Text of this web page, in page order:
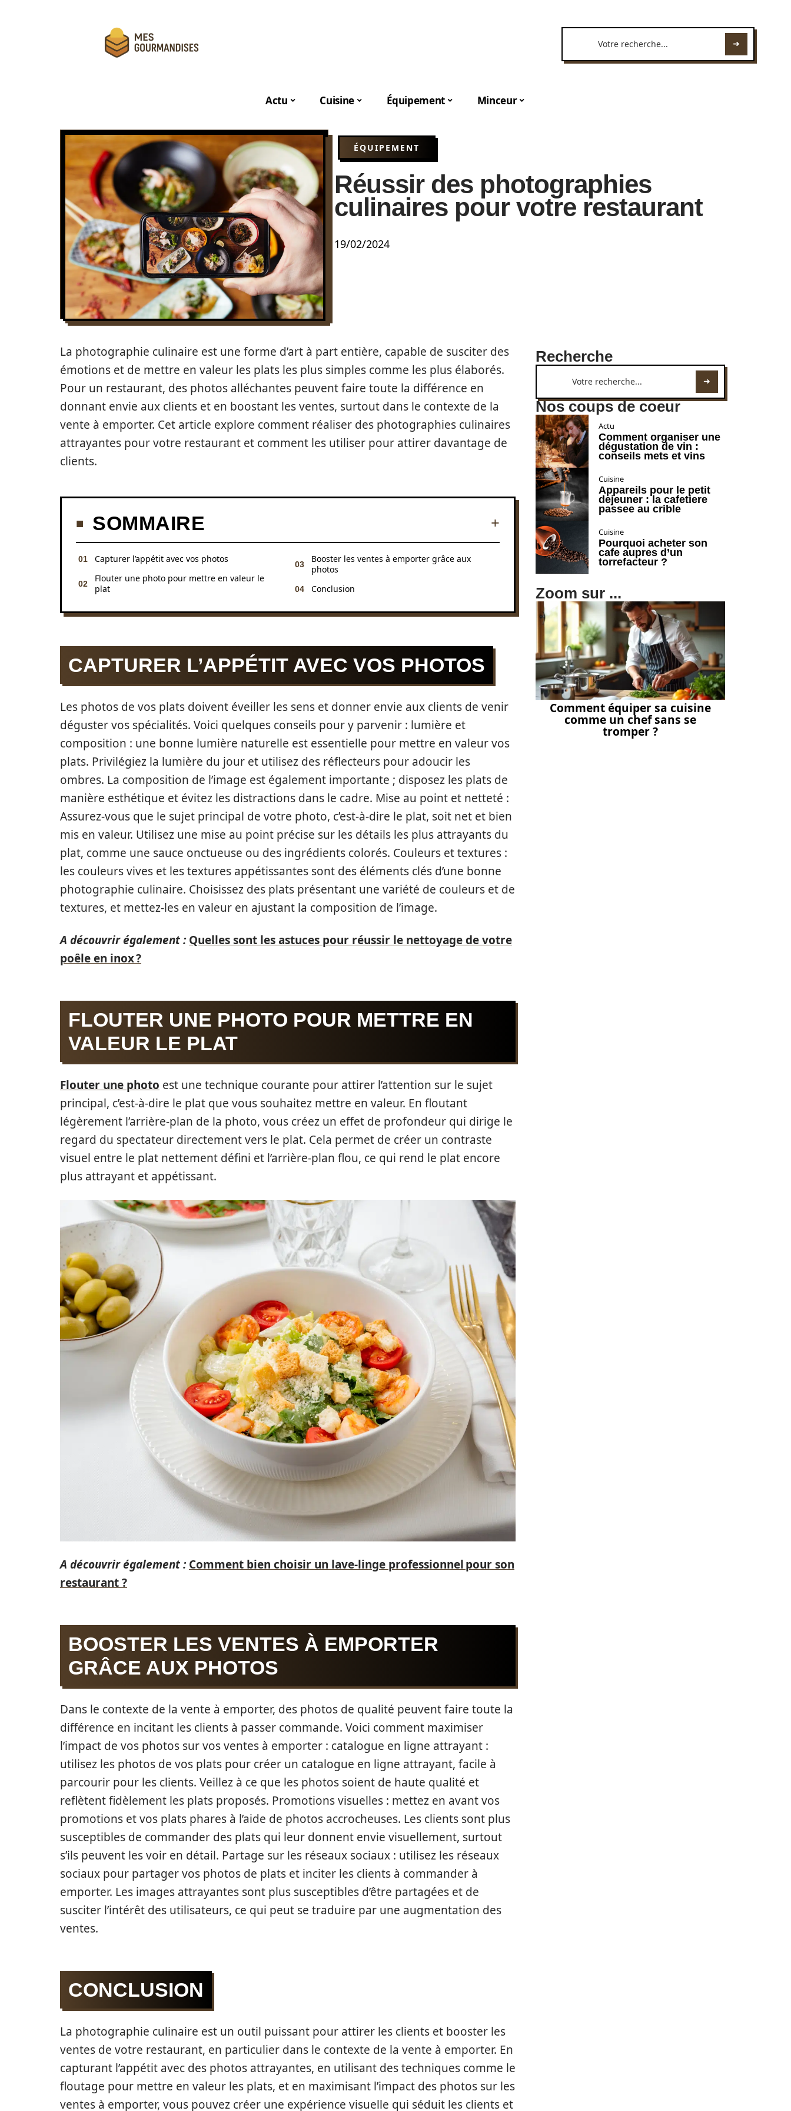
Actu Cuisine Équipement Minceur
ÉQUIPEMENT
Réussir des photographies
culinaires pour votre restaurant
19/02/2024
La photographie culinaire est une forme d’art à part entière, capable de susciter des
émotions et de mettre en valeur les plats les plus simples comme les plus élaborés.
Pour un restaurant, des photos alléchantes peuvent faire toute la différence en
donnant envie aux clients et en boostant les ventes, surtout dans le contexte de la
vente à emporter. Cet article explore comment réaliser des photographies culinaires
attrayantes pour votre restaurant et comment les utiliser pour attirer davantage de
clients.
SOMMAIRE
Capturer l’appétit avec vos photos
Flouter une photo pour mettre en valeur le
plat
Booster les ventes à emporter grâce aux
photos
Conclusion
CAPTURER L’APPÉTIT AVEC VOS PHOTOS
Les photos de vos plats doivent éveiller les sens et donner envie aux clients de venir
déguster vos spécialités. Voici quelques conseils pour y parvenir : lumière et
composition : une bonne lumière naturelle est essentielle pour mettre en valeur vos
plats. Privilégiez la lumière du jour et utilisez des réflecteurs pour adoucir les
ombres. La composition de l’image est également importante ; disposez les plats de
manière esthétique et évitez les distractions dans le cadre. Mise au point et netteté :
Assurez-vous que le sujet principal de votre photo, c’est-à-dire le plat, soit net et bien
mis en valeur. Utilisez une mise au point précise sur les détails les plus attrayants du
plat, comme une sauce onctueuse ou des ingrédients colorés. Couleurs et textures :
les couleurs vives et les textures appétissantes sont des éléments clés d’une bonne
photographie culinaire. Choisissez des plats présentant une variété de couleurs et de
textures, et mettez-les en valeur en ajustant la composition de l’image.
A découvrir également : Quelles sont les astuces pour réussir le nettoyage de votre
poêle en inox ?
FLOUTER UNE PHOTO POUR METTRE EN
VALEUR LE PLAT
Flouter une photo est une technique courante pour attirer l’attention sur le sujet
principal, c’est-à-dire le plat que vous souhaitez mettre en valeur. En floutant
légèrement l’arrière-plan de la photo, vous créez un effet de profondeur qui dirige le
regard du spectateur directement vers le plat. Cela permet de créer un contraste
visuel entre le plat nettement défini et l’arrière-plan flou, ce qui rend le plat encore
plus attrayant et appétissant.
A découvrir également : Comment bien choisir un lave-linge professionnel pour son
restaurant ?
BOOSTER LES VENTES À EMPORTER
GRÂCE AUX PHOTOS
Dans le contexte de la vente à emporter, des photos de qualité peuvent faire toute la
différence en incitant les clients à passer commande. Voici comment maximiser
l’impact de vos photos sur vos ventes à emporter : catalogue en ligne attrayant :
utilisez les photos de vos plats pour créer un catalogue en ligne attrayant, facile à
parcourir pour les clients. Veillez à ce que les photos soient de haute qualité et
reflètent fidèlement les plats proposés. Promotions visuelles : mettez en avant vos
promotions et vos plats phares à l’aide de photos accrocheuses. Les clients sont plus
susceptibles de commander des plats qui leur donnent envie visuellement, surtout
s’ils peuvent les voir en détail. Partage sur les réseaux sociaux : utilisez les réseaux
sociaux pour partager vos photos de plats et inciter les clients à commander à
emporter. Les images attrayantes sont plus susceptibles d’être partagées et de
susciter l’intérêt des utilisateurs, ce qui peut se traduire par une augmentation des
ventes.
CONCLUSION
La photographie culinaire est un outil puissant pour attirer les clients et booster les
ventes de votre restaurant, en particulier dans le contexte de la vente à emporter. En
capturant l’appétit avec des photos attrayantes, en utilisant des techniques comme le
floutage pour mettre en valeur les plats, et en maximisant l’impact des photos sur les
ventes à emporter, vous pouvez créer une expérience visuelle qui séduit les clients et
Recherche
Nos coups de coeur
Actu
Comment organiser une
dégustation de vin :
conseils mets et vins
Cuisine
Appareils pour le petit
dejeuner : la cafetiere
passee au crible
Cuisine
Pourquoi acheter son
cafe aupres d’un
torrefacteur ?
Zoom sur ...
Comment équiper sa cuisine
comme un chef sans se
tromper ?